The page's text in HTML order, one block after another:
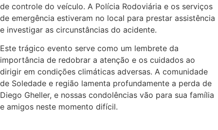
de controle do veículo. A Polícia Rodoviária e os serviços
de emergência estiveram no local para prestar assistência
e investigar as circunstâncias do acidente.
Este trágico evento serve como um lembrete da
importância de redobrar a atenção e os cuidados ao
dirigir em condições climáticas adversas. A comunidade
de Soledade e região lamenta profundamente a perda de
Diego Gheller, e nossas condolências vão para sua família
e amigos neste momento difícil.